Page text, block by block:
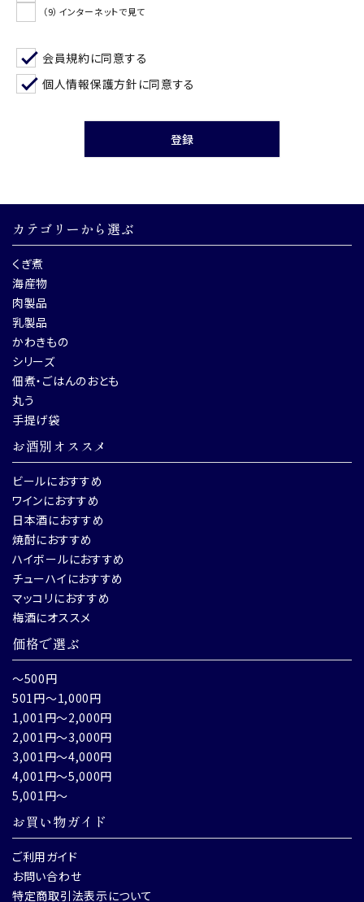
（9）インターネットで見て
会員規約に同意する
個人情報保護方針 に同意する
登録
カテゴリーから選ぶ
くぎ煮
海産物
肉製品
乳製品
かわきもの
シリーズ
佃煮・ごはんのおとも
丸う
手提げ袋
お酒別オススメ
ビールにおすすめ
ワインにおすすめ
日本酒におすすめ
焼酎におすすめ
ハイボールにおすすめ
チューハイにおすすめ
マッコリにおすすめ
梅酒にオススメ
価格で選ぶ
～500円
501円～1,000円
1,001円～2,000円
2,001円～3,000円
3,001円～4,000円
4,001円～5,000円
5,001円～
お買い物ガイド
ご利用ガイド
お問い合わせ
特定商取引法表示について